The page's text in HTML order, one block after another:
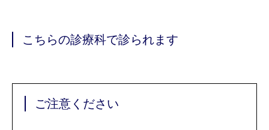
こちらの診療科で診られます
ご注意ください